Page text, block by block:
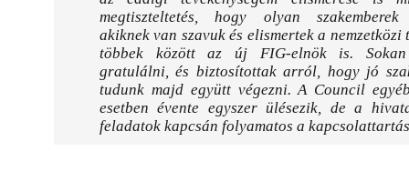
megtiszteltetés, hogy olyan szakemberek
akiknek van szavuk és elismertek a nemzetközi
többek között az új FIG-elnök is.
gratulálni, és biztosítottak arról, hogy jó
tudunk majd együtt végezni. A Council
esetben évente egyszer ülésezik, de a
feladatok kapcsán folyamatos a